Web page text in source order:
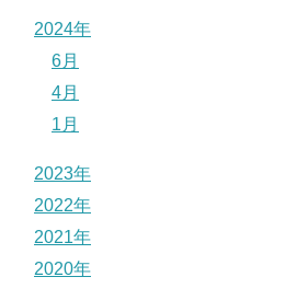
2024年
6月
4月
1月
2023年
2022年
2021年
2020年